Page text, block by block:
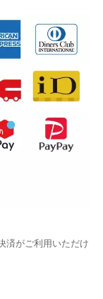
済がご利用いただけ